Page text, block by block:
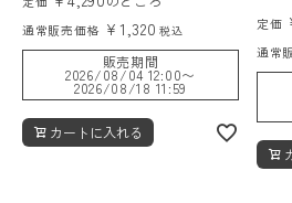
通常販売価格 ¥ 1,320 税込
販売期間
2026/08/04 12:00〜
2026/08/18 11:59
カートに入れる
定価
通常